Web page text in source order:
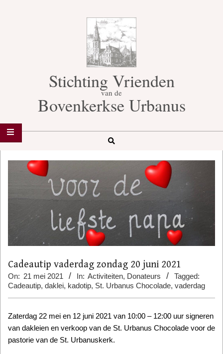
Stichting Vrienden
van de
Bovenkerkse Urbanus
Search
Navigation
Cadeautip vaderdag zondag 20 juni 2021
On: 21 mei 2021 In: Activiteiten, Donateurs
Tagged:
Cadeautip, daklei, kadotip, St. Urbanus Chocolade, vaderdag
Zaterdag 22 mei en 12 juni 2021 van 10:00 – 12:00 uur signeren
van dakleien en verkoop van de St. Urbanus Chocolade voor de
pastorie van de St. Urbanuskerk.